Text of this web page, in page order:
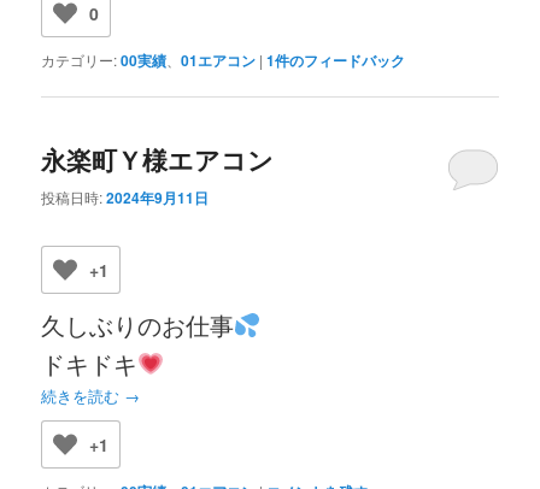
0
カテゴリー:00実績 、01エアコン |1件のフィードバック
永楽町Ｙ様エアコン
投稿日時:2024年9月11日
+1
久しぶりのお仕事
ドキドキ
続きを読む →
+1